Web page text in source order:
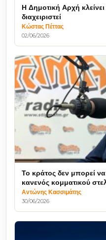
Η Δημοτική Αρχή
διαχειριστεί
Κώστας Πέττας
02/06/2026
Το κράτος δεν μπορεί
κανενός κομματικού
Αντώνης Κασσιμάτης
30/06/2026